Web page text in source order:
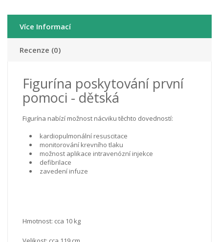
Více Informací
Recenze (0)
Figurína poskytování první
pomoci - dětská
Figurína nabízí možnost nácviku těchto dovedností:
kardiopulmonální resuscitace
monitorování krevního tlaku
možnost aplikace intravenózní injekce
defibrilace
zavedení infuze
Hmotnost: cca 10 kg